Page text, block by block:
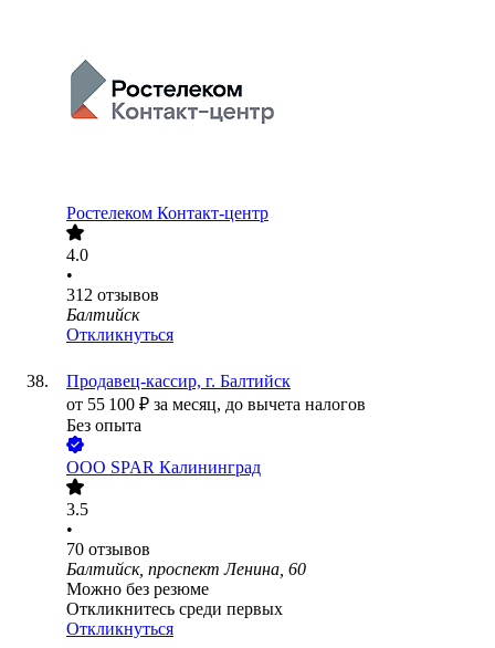
Ростелеком Контакт-центр
4.0
•
312 отзывов
Балтийск
Откликнуться
Продавец-кассир, г. Балтийск
от 55 100 ₽ за месяц, до вычета налогов
Без опыта
ООО SPAR Калининград
3.5
•
70 отзывов
Балтийск, проспект Ленина, 60
Можно без резюме
Откликнитесь среди первых
Откликнуться